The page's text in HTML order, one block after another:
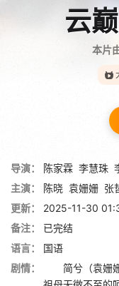
云
本片
导演： 陈家霖 李慧珠
主演：
陈晓 袁姗姗 张
更新：
2025-11-30
备注：
已完结
语言：
国语
剧情：
简兮（袁姗姗